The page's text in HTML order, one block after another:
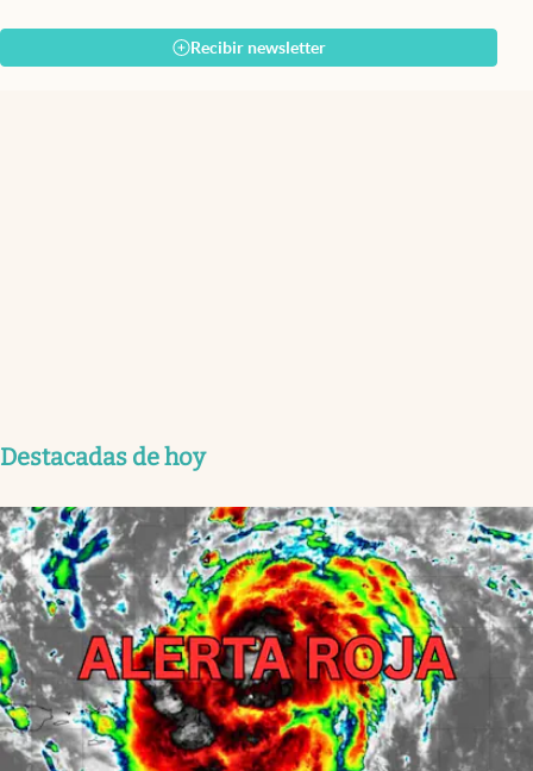
Recibir newsletter
Destacadas de hoy